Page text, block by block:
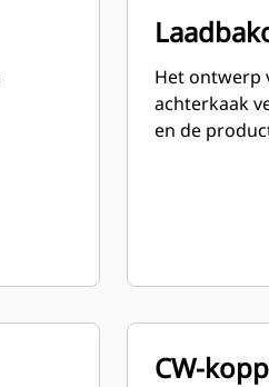
Het ontwerp
achterkaak
en de
CW-